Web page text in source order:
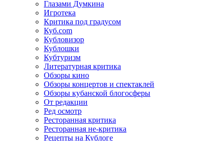
Глазами Думкина
Игротека
Критика под градусом
Куб.com
Кубловизор
Кублошки
Кубтуризм
Литературная критика
Обзоры кино
Обзоры концертов и спектаклей
Обзоры кубанской блогосферы
От редакции
Ред осмотр
Ресторанная критика
Ресторанная не-критика
Рецепты на Кублоге